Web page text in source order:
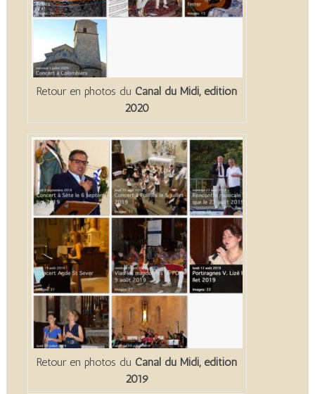
Retour en photos du Canal du Midi, édition
2020
Retour en photos du Canal du Midi, édition
2019